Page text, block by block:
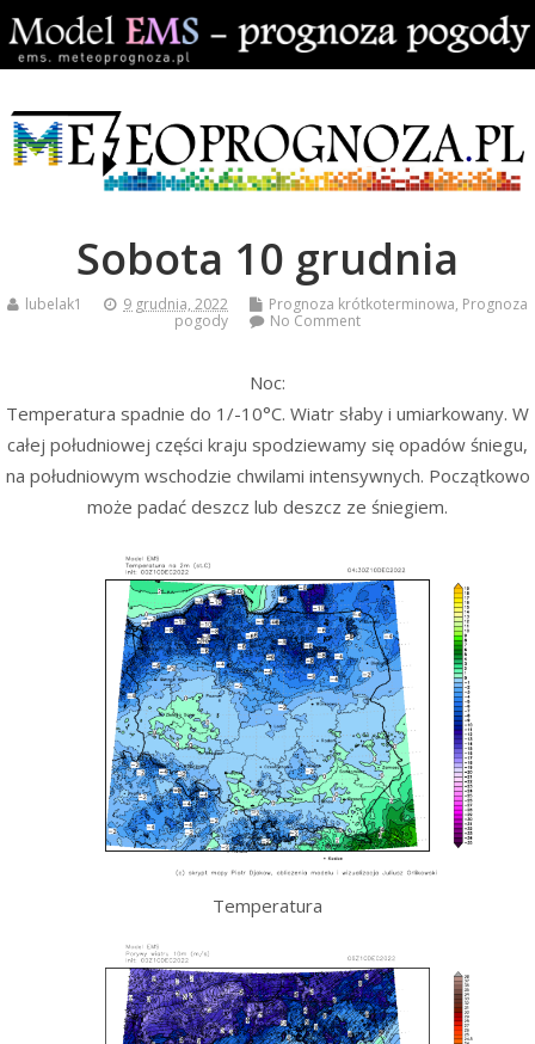
Sobota 10 grudnia
lubelak1 9 grudnia, 2022 Prognoza krótkoterminowa, Prognoza
pogody
No Comment
Noc:
Temperatura spadnie do 1/-10°C. Wiatr słaby i umiarkowany. W
całej południowej części kraju spodziewamy się opadów śniegu,
na południowym wschodzie chwilami intensywnych. Początkowo
może padać deszcz lub deszcz ze śniegiem.
Temperatura